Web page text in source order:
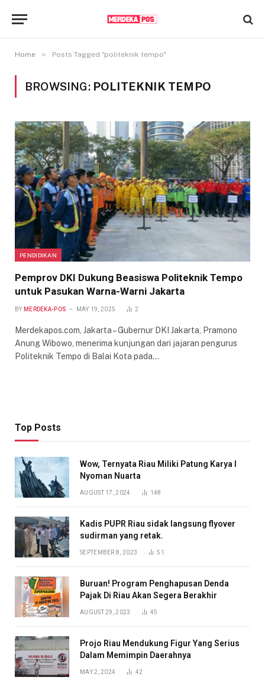
Home » Posts Tagged "politeknik tempo"
BROWSING: POLITEKNIK TEMPO
PENDIDIKAN
Pemprov DKI Dukung Beasiswa Politeknik Tempo
untuk Pasukan Warna-Warni Jakarta
BY MERDEKA-POS MAY 19, 2025 2
Merdekapos.com, Jakarta – Gubernur DKI Jakarta, Pramono
Anung Wibowo, menerima kunjungan dari jajaran pengurus
Politeknik Tempo di Balai Kota pada…
Top Posts
Wow, Ternyata Riau Miliki Patung Karya I
Nyoman Nuarta
AUGUST 17, 2024 148
Kadis PUPR Riau sidak langsung flyover
sudirman yang retak.
SEPTEMBER 8, 2023 51
Buruan! Program Penghapusan Denda
Pajak Di Riau Akan Segera Berakhir
AUGUST 29, 2023 45
Projo Riau Mendukung Figur Yang Serius
Dalam Memimpin Daerahnya
MAY 2, 2024 42